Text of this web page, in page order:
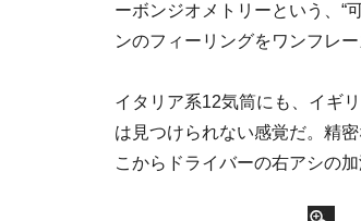
ーボンジオメトリーという、“
ンのフィーリングをワンフレ
イタリア系12気筒にも、イギ
は見つけられない感覚だ。精
こからドライバーの右アシの